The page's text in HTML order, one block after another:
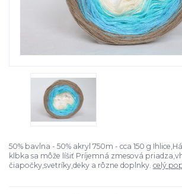
50% bavlna - 50% akryl 750m - cca 150 g
klbka sa môže líšiť Príjemná zmesová
čiapočky,svetríky,deky a rôzne doplnky. celý